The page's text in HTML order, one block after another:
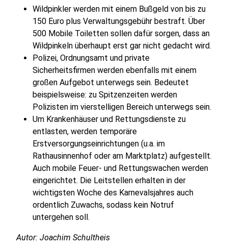
Wildpinkler werden mit einem Bußgeld von bis zu
150 Euro plus Verwaltungsgebühr bestraft. Über
500 Mobile Toiletten sollen dafür sorgen, dass an
Wildpinkeln überhaupt erst gar nicht gedacht wird.
Polizei, Ordnungsamt und private
Sicherheitsfirmen werden ebenfalls mit einem
großen Aufgebot unterwegs sein. Bedeutet
beispielsweise: zu Spitzenzeiten werden
Polizisten im vierstelligen Bereich unterwegs sein.
Um Krankenhäuser und Rettungsdienste zu
entlasten, werden temporäre
Erstversorgungseinrichtungen (u.a. im
Rathausinnenhof oder am Marktplatz) aufgestellt.
Auch mobile Feuer- und Rettungswachen werden
eingerichtet. Die Leitstellen erhalten in der
wichtigsten Woche des Karnevalsjahres auch
ordentlich Zuwachs, sodass kein Notruf
untergehen soll.
Autor: Joachim Schultheis